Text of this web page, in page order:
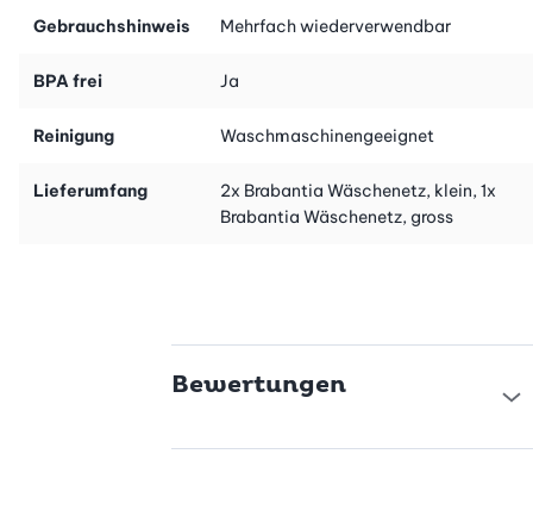
Gebrauchshinweis Mehrfach wiederverwendbar
BPA frei Ja
Reinigung Waschmaschinengeeignet
Lieferumfang
2x Brabantia Wäschenetz, klein, 1x
Brabantia Wäschenetz, gross
Bewertungen